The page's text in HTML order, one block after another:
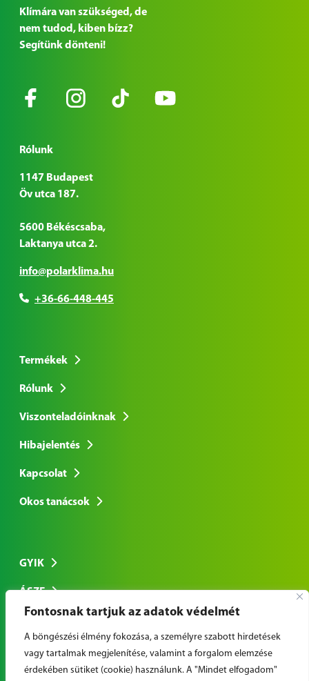
Fontosnak tartjuk az adatok védelmét
A böngészési élmény fokozása, a személyre szabott hirdetések
vagy tartalmak megjelenítése, valamint a forgalom elemzése
érdekében sütiket (cookie) használunk. A "Mindet elfogadom"
Klímára van szükséged, de
nem tudod, kiben bízz?
Segítünk dönteni!
Rólunk
1147 Budapest
Öv utca 187.
5600 Békéscsaba,
Laktanya utca 2.
info@polarklima.hu
+36-66-448-445
Termékek
Rólunk
Viszonteladóinknak
Hibajelentés
Kapcsolat
Okos tanácsok
GYIK
ÁSZF
Adatkezelési tájékoztató